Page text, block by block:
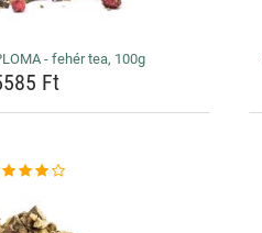
- fehér tea, 100g
Ft